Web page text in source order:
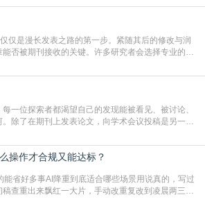
回应，每一步都需要精心的策略与扎实的工作。本
大家介绍“发SCI文章”。一、精准定位是成功的第
的问题是“投
仅是漫长发表之路的第一步。紧随其后的修改与润
否被期刊接收的关键。许多研究者会选择专业的语
学术写作的理解。如何系统、高效地打磨自己的论
更符合国际期刊的要求，是每位研究者值得投入学
中心小编就为大家介
一位探索者都渴望自己的发现能被看见、被讨论、
除了在期刊上发表论文，向学术会议投稿是另一个
个体研究与社会网络。本篇AEIC学术交流中心小编
意义”。一、加速研究成果的传播与反馈学术会议通
点。相比期刊漫长的
操作才合规又能达标？
能省好多事AI降重到底适合哪些场景用说真的，写过
查重出来飘红一大片，手动改重复改到凌晨两三